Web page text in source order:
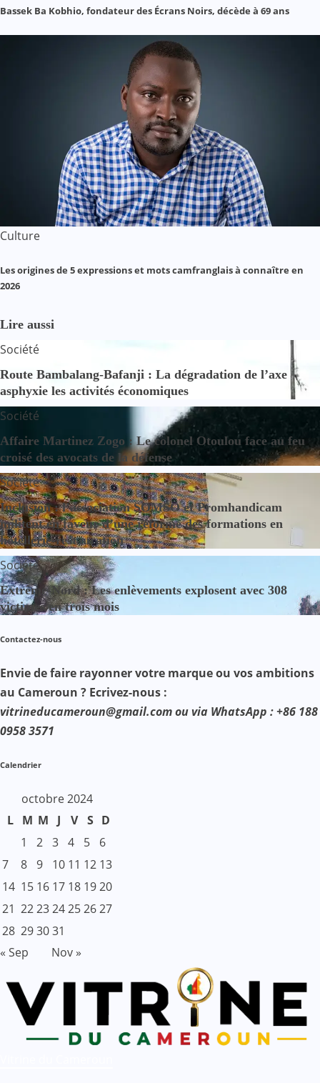
Bassek Ba Kobhio, fondateur des Écrans Noirs, décède à 69 ans
Culture
Les origines de 5 expressions et mots camfranglais à connaître en
2026
Lire aussi
Société
Route Bambalang-Bafanji : La dégradation de l’axe
asphyxie les activités économiques
Société
Affaire Martinez Zogo : Le colonel Otoulou face au feu
croisé des avocats de la défense
Société
Inclusion : l’association SOMSO et Promhandicam
militent en faveur d’une réforme des formations en
hôtellerie-restauration
Société
Extrême-Nord : Les enlèvements explosent avec 308
victimes en trois mois
Contactez-nous
Envie de faire rayonner votre marque ou vos ambitions
au Cameroun ? Ecrivez-nous :
vitrineducameroun@gmail.com ou via WhatsApp : +86 188
0958 3571
Calendrier
octobre 2024
L
M M J V S D
1
2 3 4 5
6
7
8 9 10 11 12 13
14 15 16 17 18 1920
21 222324252627
28 293031
« Sep
Nov »